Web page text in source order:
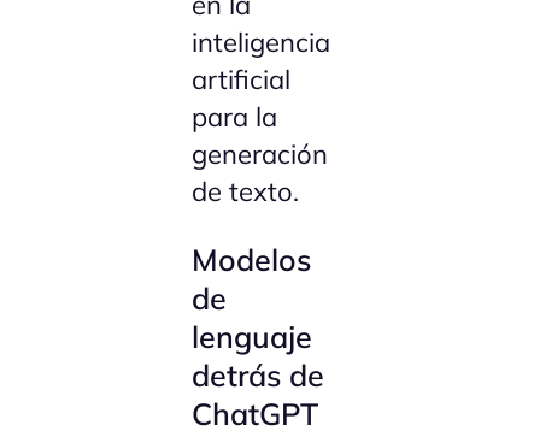
inteligencia
artificial
para la
generación
de texto.
Modelos
de
lenguaje
detrás de
ChatGPT